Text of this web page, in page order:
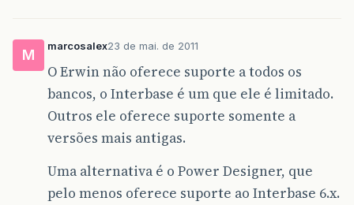
M
marcosalex23 de mai. de 2011
O Erwin não oferece suporte a todos os
bancos, o Interbase é um que ele é limitado.
Outros ele oferece suporte somente a
versões mais antigas.
Uma alternativa é o Power Designer, que
pelo menos oferece suporte ao Interbase 6.x.